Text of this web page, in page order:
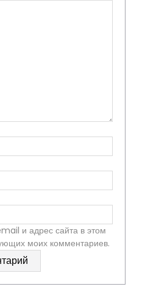
и адрес сайта в этом
моих комментариев.